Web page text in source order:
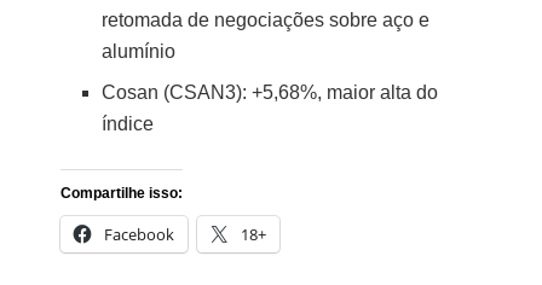
retomada de negociações sobre aço e
alumínio
Cosan (CSAN3): +5,68%, maior alta do
índice
Compartilhe isso:
Facebook 18+